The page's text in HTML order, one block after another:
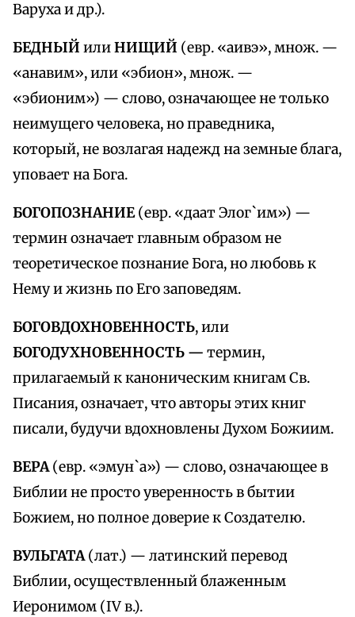
Варуха и др.).
БЕДНЫЙ илиНИЩИЙ (евр. «аивэ», множ. —
«анавим», или «эбион», множ. —
«эбионим») — слово, означающее не только
неимущего человека, но праведника,
который, не возлагая надежд на земные блага,
уповает на Бога.
БОГОПОЗНАНИЕ(евр. «даат Элог`им») —
термин означает главным образом не
теоретическое познание Бога, но любовь к
Нему и жизнь по Его заповедям.
БОГОВДОХНОВЕННОСТЬ, или
БОГОДУХНОВЕННОСТЬ — термин,
прилагаемый к каноническим книгам Св.
Писания, означает, что авторы этих книг
писали, будучи вдохновлены Духом Божиим.
ВЕРА(евр. «эмун`а») — слово, означающее в
Библии не просто уверенность в бытии
Божием, но полное доверие к Создателю.
ВУЛЬГАТА(лат.) — латинский перевод
Библии, осуществленный блаженным
Иеронимом (IV в.).